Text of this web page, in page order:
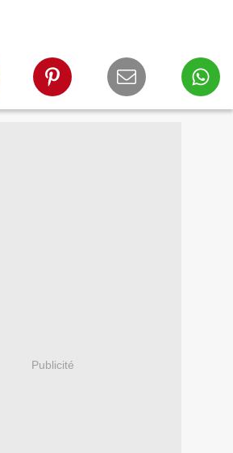
Publicité